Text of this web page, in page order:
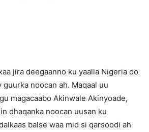
jira deegaanno ku yaalla Nigeria oo
guurka noocan ah. Maqaal uu
magacaabo Akinwale Akinyoade,
dhaqanka noocan uusan ku
balse waa mid si qarsoodi ah